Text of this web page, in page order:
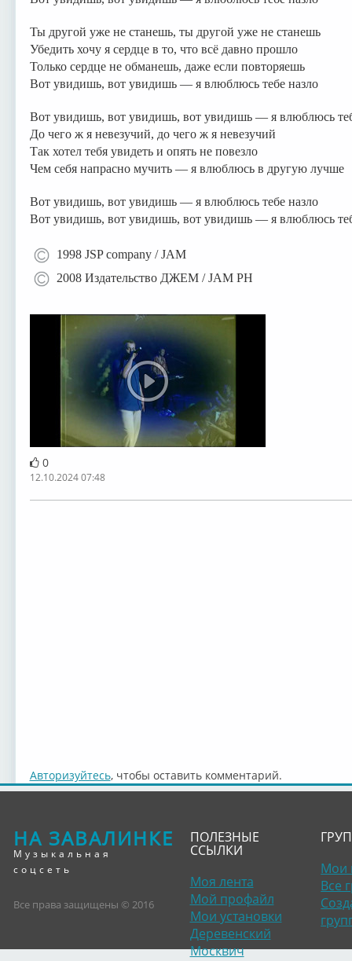
Ты другой уже не станешь, ты другой уже не станешь
Убедить хочу я сердце в то, что всё давно прошло
Только сердце не обманешь, даже если повторяешь
Вот увидишь, вот увидишь — я влюблюсь тебе назло
Вот увидишь, вот увидишь, вот увидишь — я влюблюсь
До чего ж я невезучий, до чего ж я невезучий
Так хотел тебя увидеть и опять не повезло
Чем себя напрасно мучить — я влюблюсь в другую лучше
Вот увидишь, вот увидишь — я влюблюсь тебе назло
Вот увидишь, вот увидишь, вот увидишь — я влюблюсь
1998 JSP company / JAM
2008 Издательство ДЖЕМ / JAM PH
0
12.10.2024 07:48
Авторизуйтесь, чтобы оставить комментарий.
НА ЗАВАЛИНКЕ
Музыкальная
соцсеть
Все права защищены © 2016
ПОЛЕЗНЫЕ
ССЫЛКИ
Моя лента
Мой профайл
Мои установки
Деревенский
Москвич
Мои
Все